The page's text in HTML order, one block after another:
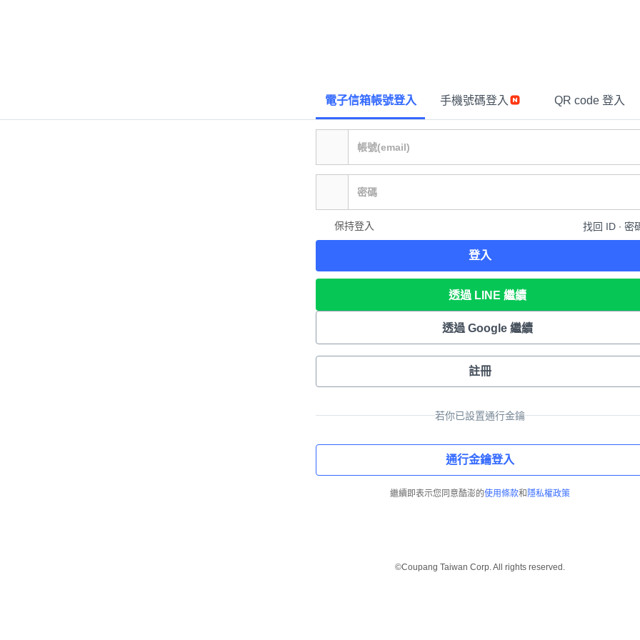
電子信箱帳號登入 手機號碼登入 QR code 登入
保持登入 找回 ID ∙ 密
登入
透過 LINE 繼續
透過 Google 繼續
註冊
若你已設置通行金鑰
通行金鑰登入
繼續即表示您同意酷澎的使用條款和 隱私權政策
©Coupang Taiwan Corp. All rights reserved.